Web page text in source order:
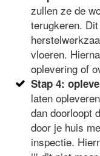
zullen ze de
terugkeren.
vloeren.
oplevering of
Stap 4:
laten
dan doorloopt
door je huis
inspectie.